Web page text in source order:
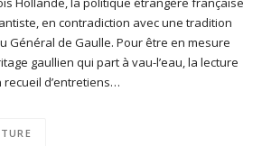
en contradiction avec une tradition
Général de Gaulle. Pour être en mesure
gaullien qui part à vau-l’eau, la lecture
recueil d’entretiens…